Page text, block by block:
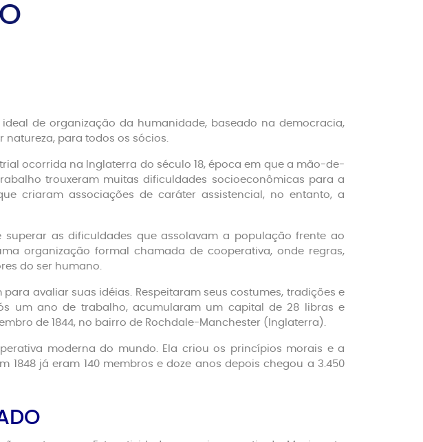
de organização da humanidade, baseado na democracia,
para todos os sócios.
ocorrida na Inglaterra do século 18, época em que a mão-de-
trouxeram muitas dificuldades socioeconômicas para a
criaram associações de caráter assistencial, no entanto, a
as dificuldades que assolavam a população frente ao
organização formal chamada de cooperativa, onde regras,
do ser humano.
avaliar suas idéias. Respeitaram seus costumes, tradições e
um ano de trabalho, acumularam um capital de 28 libras e
de 1844, no bairro de Rochdale-Manchester (Inglaterra).
moderna do mundo. Ela criou os princípios morais e a
já eram 140 membros e doze anos depois chegou a 3.450